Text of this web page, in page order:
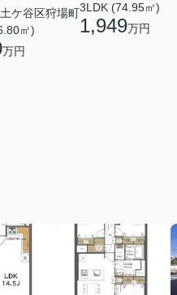
ケ谷区狩場町
㎡)
万円
3LDK (74.95㎡)
1,949万円